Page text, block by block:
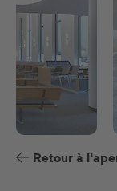
FR
Retour à